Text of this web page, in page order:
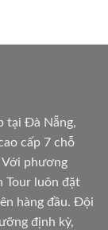
tại Đà Nẵng,
cấp 7 chỗ
Với phương
Tour luôn đặt
hàng đầu. Đội
định kỳ,